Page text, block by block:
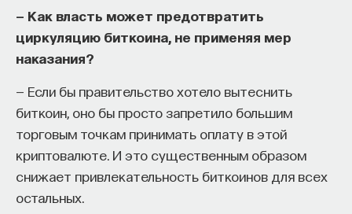
— Как власть может предотвратить
циркуляцию биткоина, не применяя мер
наказания?
— Если бы правительство хотело вытеснить
биткоин, оно бы просто запретило большим
торговым точкам принимать оплату в этой
криптовалюте. И это существенным образом
снижает привлекательность биткоинов для всех
остальных.